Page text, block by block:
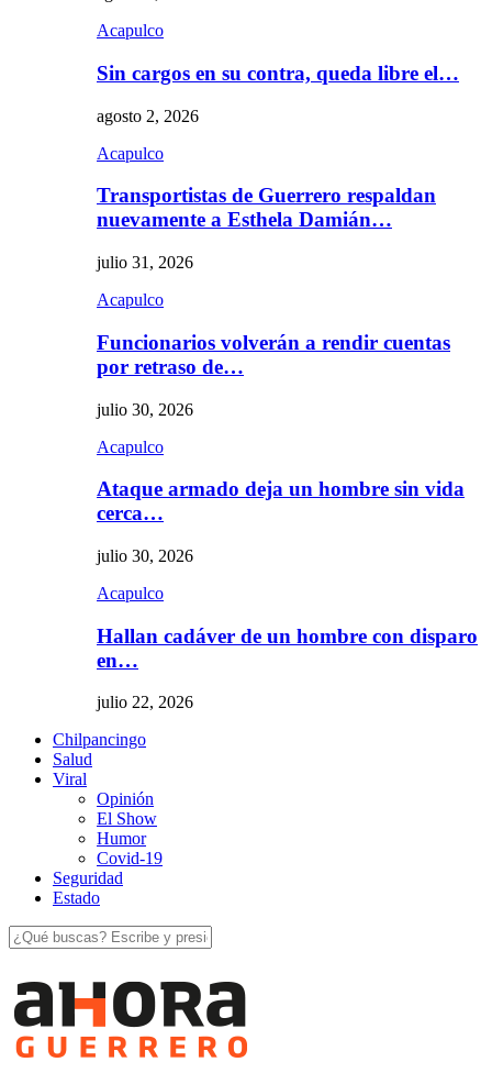
Acapulco
Sin cargos en su contra, queda libre el…
agosto 2, 2026
Acapulco
Transportistas de Guerrero respaldan
nuevamente a Esthela Damián…
julio 31, 2026
Acapulco
Funcionarios volverán a rendir cuentas
por retraso de…
julio 30, 2026
Acapulco
Ataque armado deja un hombre sin vida
cerca…
julio 30, 2026
Acapulco
Hallan cadáver de un hombre con disparo
en…
julio 22, 2026
Chilpancingo
Salud
Viral
Opinión
El Show
Humor
Covid-19
Seguridad
Estado